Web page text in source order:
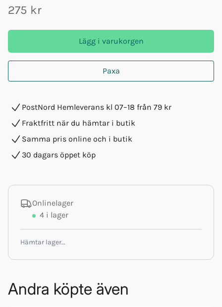
275 kr
Lägg i varukorgen
Paxa
PostNord Hemleverans kl 07–18 från 79 kr
Fraktfritt när du hämtar i butik
Samma pris online och i butik
30 dagars öppet köp
Onlinelager
4 i lager
Hämtar lager…
Andra köpte även